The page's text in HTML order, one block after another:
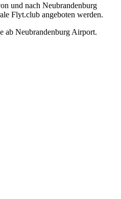
und nach Neubrandenburg
Flyt.club angeboten werden.
ab Neubrandenburg Airport.